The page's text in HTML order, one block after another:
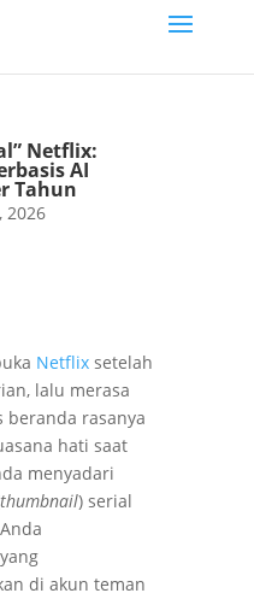
Netflix:
AI
Tahun
2026
Netflix setelah
lalu merasa
rasanya
hati saat
menyadari
thumbnail) serial
di akun teman